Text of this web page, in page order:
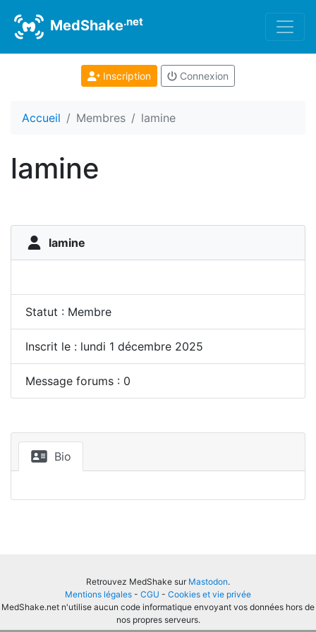
MedShake.net
Inscription Connexion
Accueil Membres lamine
lamine
lamine
Statut : Membre
Inscrit le : lundi 1 décembre 2025
Message forums : 0
Bio
Retrouvez MedShake sur Mastodon.
Mentions légales - CGU - Cookies et vie privée
MedShake.net n'utilise aucun code informatique envoyant vos données hors de
nos propres serveurs.